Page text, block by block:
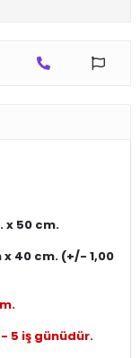
x 50 cm.
x 40 cm. (+/- 1,00
5 iş günüdür.